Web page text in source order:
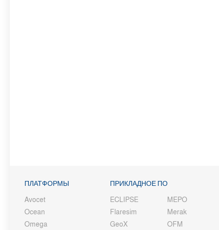
ПЛАТФОРМЫ
Avocet
Ocean
Omega
ПРИКЛАДНОЕ ПО
ECLIPSE
Flaresim
GeoX
MEPO
Merak
OFM